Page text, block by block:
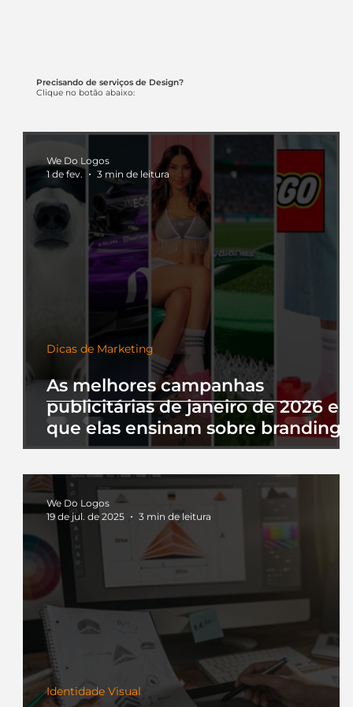
Precisando de serviços de Design?
Clique no botão abaixo:
As melhores campanhas
publicitárias de janeiro de 2026 e
que elas ensinam sobre branding
Dicas de Marketing
We Do Logos
1 de fev.
3 min de leitura
Identidade Visual
We Do Logos
19 de jul. de 2025
3 min de leitura